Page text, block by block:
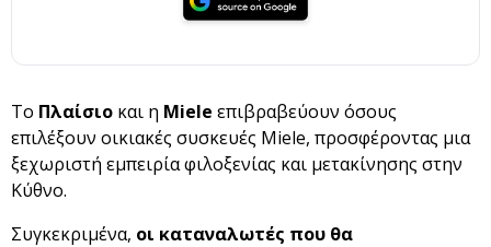
To Πλαίσιο και η Miele επιβραβεύουν όσους
επιλέξουν οικιακές συσκευές Miele, προσφέροντας μια
ξεχωριστή εμπειρία φιλοξενίας και μετακίνησης στην
Κύθνο.
Συγκεκριμένα, οι καταναλωτές που θα